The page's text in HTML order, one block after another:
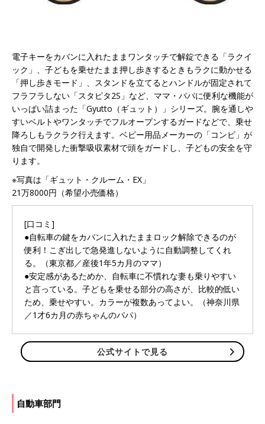
電子キーをカバンに入れたままワンタッチで解錠できる「ラクイ
ック」、子どもを乗せたまま押し歩きするときもラクに動かせる
「押し歩きモード」、スタンドを立てるとハンドルが固定されて
フラフラしない「スタピタ2S」など、ママ・パパに便利な機能が
いっぱい詰まった「Gyutto（ギュット）」シリーズ。腕を通しや
すいベルトやワンタッチでフルオープンするガードなどで、乗せ
降ろしもラクラク行えます。ベビー用品メーカーの「コンビ」が
独自で開発した衝撃吸収素材で頭をガードし、子どもの安全を守
ります。
※写真は「ギュット・クルーム・EX」
21万8000円（希望小売価格）
[口コミ]
●自転車の鍵をカバンに入れたままロック解除できるのが
便利！こぎ出しで急発進しないように自動調整してくれ
る。（東京都／産後1年5カ月のママ）
●安定感があるためか、自転車に不慣れな妻も乗りやすい
と言っている。子どもを乗せる部分の高さが、比較的低い
ため、乗せやすい。カラーが複数あってよい。（神奈川県
／1才6カ月の赤ちゃんのパパ）
公式サイトで見る
自動車部門